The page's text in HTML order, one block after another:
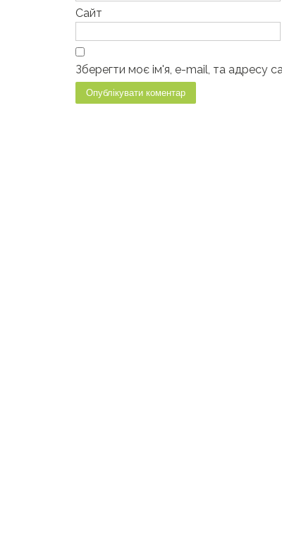
Сайт
Зберегти моє ім'я, e-mail, та адресу